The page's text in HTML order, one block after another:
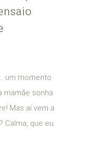
um momento
mamãe sonha
Mas aí vem a
Calma, que eu